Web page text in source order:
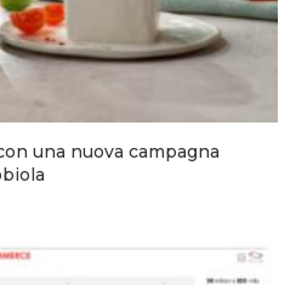
una nuova campagna